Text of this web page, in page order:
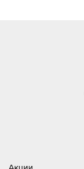
Акции